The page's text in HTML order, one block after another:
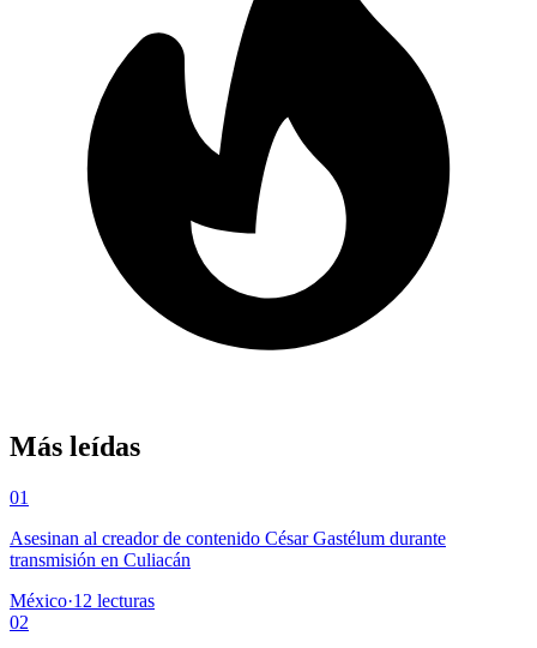
Más leídas
01
Asesinan al creador de contenido César Gastélum durante
transmisión en Culiacán
México·12 lecturas
02